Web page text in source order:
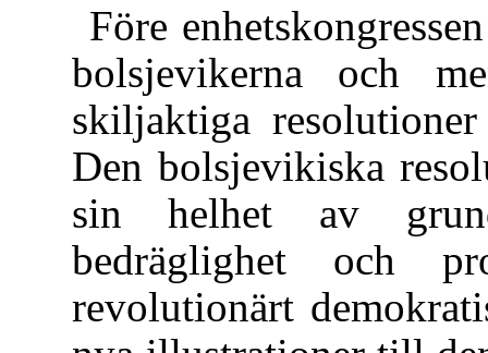
Före
bolsjevikerna och
skiljaktiga
Den bolsjevikiska
sin helhet av
bedräglighet och
revolutionärt